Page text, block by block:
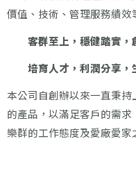
價值、技術、管理服務績效
客群至上，穩健踏實，
培育人才，利潤分享，
本公司自創辦以來一直秉
的產品，以滿足客戶的需
樂群的工作態度及愛廠愛家